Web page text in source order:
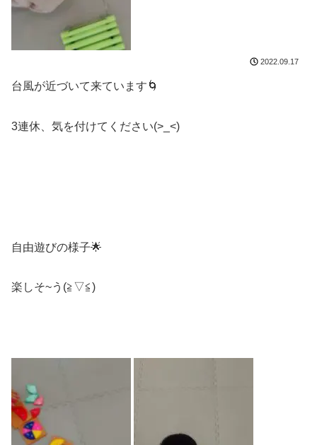
2022.09.17
台風が近づいて来ています🌀
3連休、気を付けてください(>_<)
自由遊びの様子🌟
楽しそ~う(≧▽≦)